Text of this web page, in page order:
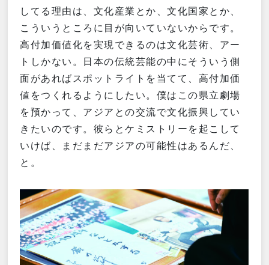
してる理由は、文化産業とか、文化国家とか、
こういうところに目が向いていないからです。
高付加価値化を実現できるのは文化芸術、アー
トしかない。日本の伝統芸能の中にそういう側
面があればスポットライトを当てて、高付加価
値をつくれるようにしたい。僕はこの県立劇場
を預かって、アジアとの交流で文化振興してい
きたいのです。彼らとケミストリーを起こして
いけば、まだまだアジアの可能性はあるんだ、
と。